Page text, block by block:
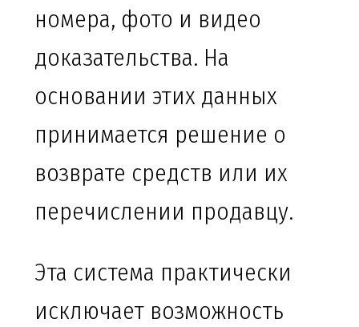
номера, фото и видео
доказательства. На
основании этих данных
принимается решение о
возврате средств или их
перечислении продавцу.
Эта система практически
исключает возможность